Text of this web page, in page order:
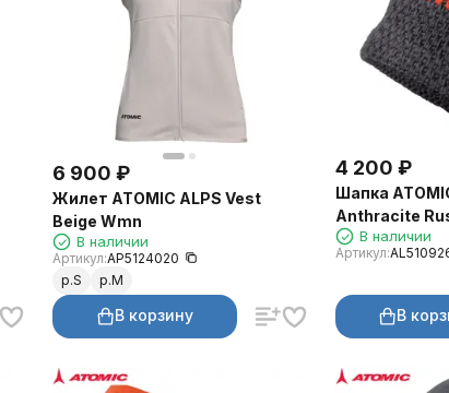
6 900 ₽
Жилет ATOMIC ALPS Vest
Beige Wmn
В наличии
Артикул:AP5124020
р.S
р.M
В корзину
4 200 ₽
Шапка
Anthracite
В наличии
Артикул:
В